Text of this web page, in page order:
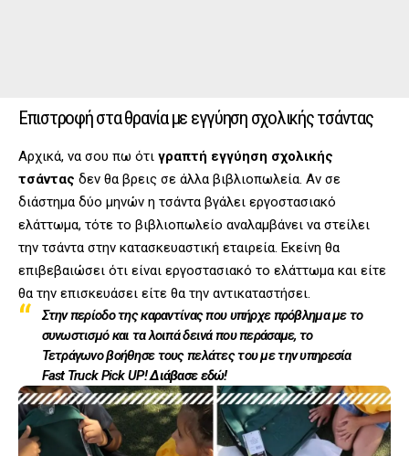
Επιστροφή στα θρανία με εγγύηση σχολικής τσάντας
Αρχικά, να σου πω ότι γραπτή εγγύηση σχολικής
τσάντας δεν θα βρεις σε άλλα βιβλιοπωλεία. Αν σε
διάστημα δύο μηνών η τσάντα βγάλει εργοστασιακό
ελάττωμα, τότε το βιβλιοπωλείο αναλαμβάνει να στείλει
την τσάντα στην κατασκευαστική εταιρεία. Εκείνη θα
επιβεβαιώσει ότι είναι εργοστασιακό το ελάττωμα και είτε
θα την επισκευάσει είτε θα την αντικαταστήσει.
Στην περίοδο της καραντίνας που υπήρχε πρόβλημα με το
συνωστισμό και τα λοιπά δεινά που περάσαμε, το
Τετράγωνο βοήθησε τους πελάτες του με την υπηρεσία
Fast Truck Pick UP!Διάβασε εδώ!